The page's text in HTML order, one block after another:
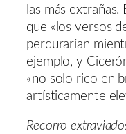
las más
que «los versos
perdurarían
ejemplo, y
«no solo rico en
artísticamente
Recorro